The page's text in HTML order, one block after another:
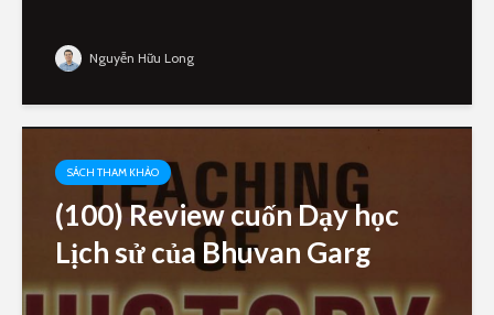
Nguyễn Hữu Long
SÁCH THAM KHẢO
(100) Review cuốn Dạy học
Lịch sử của Bhuvan Garg